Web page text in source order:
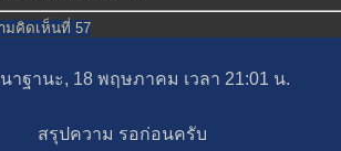
มคิดเห็นที่ 57
าฐานะ, 18 พฤษภาคม เวลา 21:01 น.
รุปความ รอก่อนครับ